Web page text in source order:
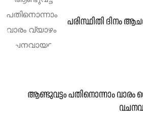
പരിസ്ഥിതി ദിനം
ആണ്ടുവട്ടം പതിനൊന്നാം വാരം